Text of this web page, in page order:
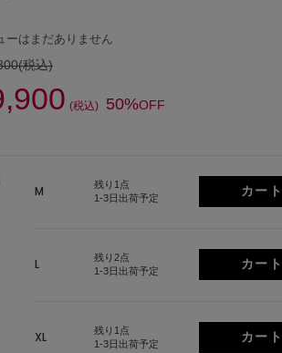
ーはまだありません
(税込)
(税込) 50%OFF
M
残り1点
1-3日出荷予定
L
残り2点
1-3日出荷予定
XL
残り1点
1-3日出荷予定